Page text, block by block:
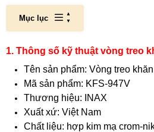
Mục lục
1. Thông số kỹ thuật vòng treo
Tên sản phẩm: Vòng treo
Mã sản phẩm: KFS-947V
Thương hiệu: INAX
Xuất xứ: Việt Nam
Chất liệu: hợp kim mạ crom-